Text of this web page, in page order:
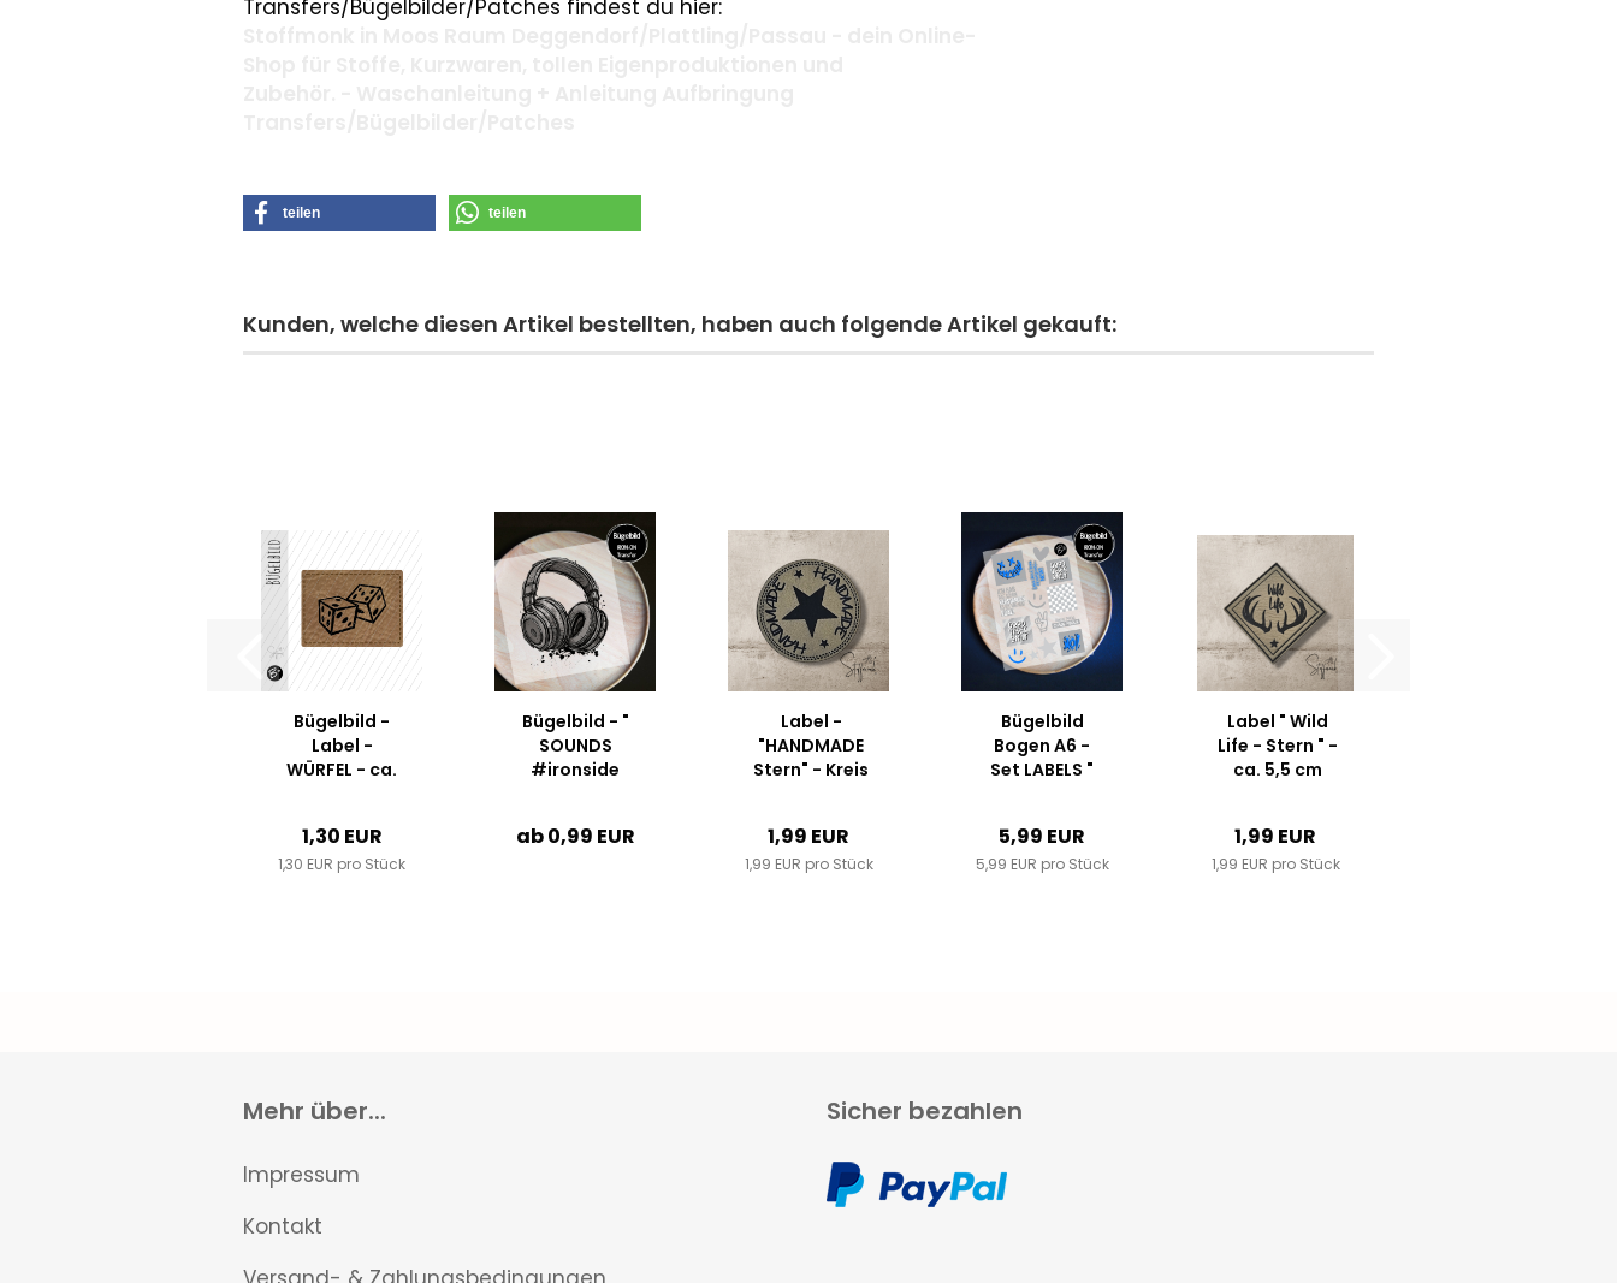
Transfers/Bügelbilder/Patches findest du hier:
teilen teilen
Kunden, welche diesen Artikel bestellten, haben auch folgende Artikel gekauft:
Bügelbild -
Label -
WÜRFEL - ca.
1,30 EUR
1,30 EUR pro Stück
Bügelbild - "
SOUNDS
#ironside
ab 0,99 EUR
Label -
"HANDMADE
Stern" - Kreis
Farbauswahl...
1,99 EUR
1,99 EUR pro Stück
Bügelbild
Bogen A6 -
Set LABELS "
5,99 EUR
5,99 EUR pro Stück
Label " Wild
Life - Stern " -
ca. 5,5 cm
Farbauswahl...
1,99 EUR
1,99 EUR pro Stück
Mehr über...
Impressum
Kontakt
Sicher bezahlen